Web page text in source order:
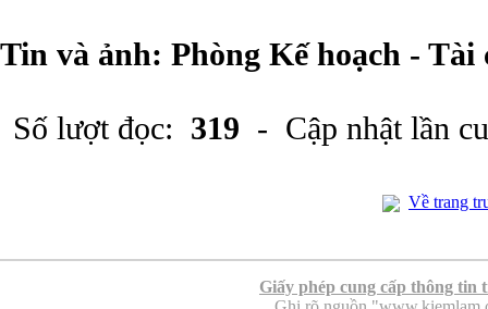
Tin và ảnh: Phòng Kế hoạch -
Số lượt đọc: 319 - Cập nhật lần
Về trang
Giấy phép cung cấp thông tin